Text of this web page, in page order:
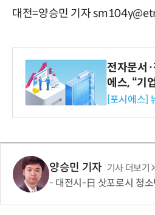
대전=양승민 기자
전자문서·
에스, “기
환원 강화
[포시에스]
양승민 기자 기사 더보기
대전시-日 삿포로시 청소년 교류 본격